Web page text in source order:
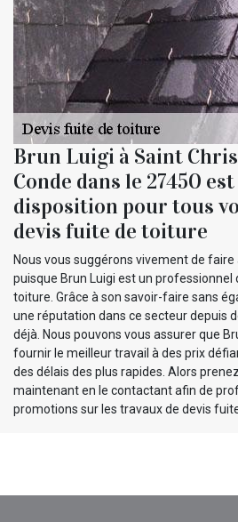
Brun Luigi à Saint
Conde dans le 27450
disposition pour tous
devis fuite de toiture
Nous vous suggérons vivement de faire
puisque Brun Luigi est un professionnel
toiture. Grâce à son savoir-faire sans
une réputation dans ce secteur depuis
déjà. Nous pouvons vous assurer que
fournir le meilleur travail à des prix
des délais des plus rapides. Alors
maintenant en le contactant afin de
promotions sur les travaux de devis